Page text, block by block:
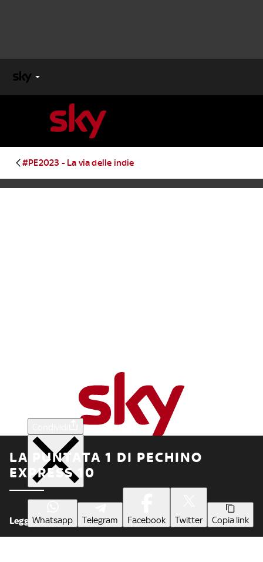
PECHINO
#PE2023 - La via delle indie
LA PUNTATA 1 DI PECHINO
EXPRESS 10
Leggi meno
Whatsapp Telegram Facebook Twitter Copia link